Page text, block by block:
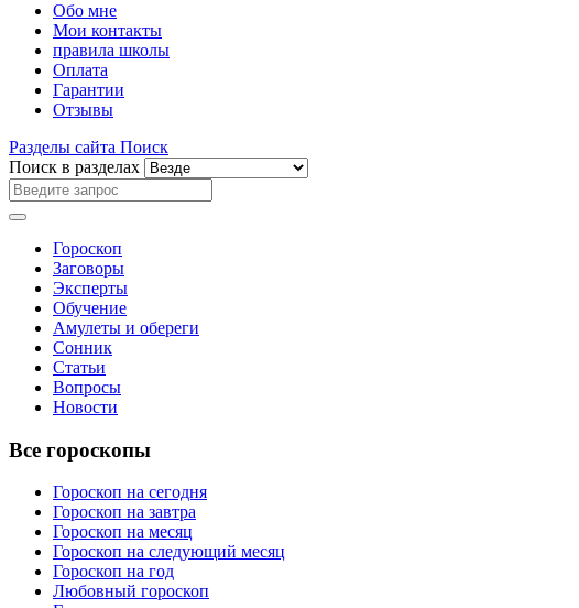
Обо мне
Мои контакты
правила школы
Оплата
Гарантии
Отзывы
Разделы сайта Поиск
Поиск в разделах
Гороскоп
Заговоры
Эксперты
Обучение
Амулеты и обереги
Сонник
Статьи
Вопросы
Новости
Все гороскопы
Гороскоп на сегодня
Гороскоп на завтра
Гороскоп на месяц
Гороскоп на следующий месяц
Гороскоп на год
Любовный гороскоп